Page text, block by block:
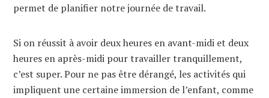
permet de planifier notre journée de travail.
Si on réussit à avoir deux heures en avant-midi et deux
heures en après-midi pour travailler tranquillement,
c’est super. Pour ne pas être dérangé, les activités qui
impliquent une certaine immersion de l’enfant, comme